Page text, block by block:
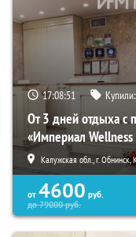
17:08:50
От 3 дней отдыха с
«Империал
Калужская обл., г. Обнинск,
от 4600 руб.
до79000руб.